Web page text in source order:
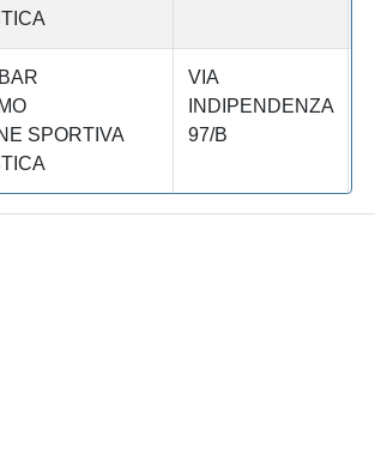
SPORTIVA
VIA
INDIPENDENZA
97/B